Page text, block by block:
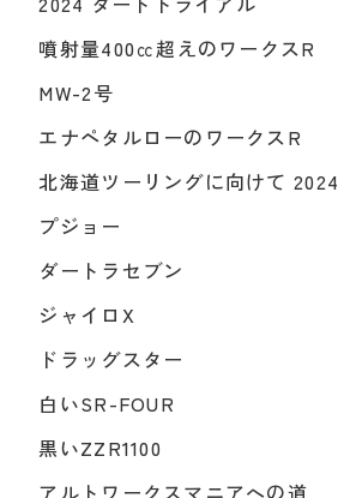
噴射量400㏄超えのワークスR
MW-2号
エナペタルローのワークスR
北海道ツーリングに向けて 2024
プジョー
ダートラセブン
ジャイロX
ドラッグスター
白いSR-FOUR
黒いZZR1100
アルトワークスマニアへの道